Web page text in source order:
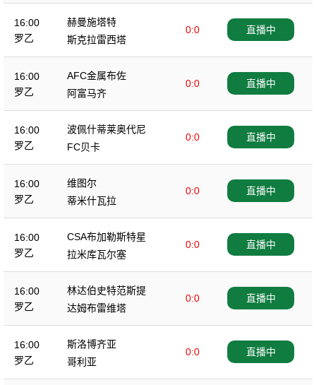
16:00
罗乙
赫曼施塔特
0:0
斯克拉雷西塔
直播中
16:00
罗乙
AFC金属布佐
0:0
阿富马齐
直播中
16:00
罗乙
波佩什蒂莱奥代尼
0:0
FC贝卡
直播中
16:00
罗乙
维图尔
0:0
蒂米什瓦拉
直播中
16:00
罗乙
CSA布加勒斯特星
0:0
拉米库瓦尔塞
直播中
16:00
罗乙
林达伯史特范斯提
0:0
达姆布雷维塔
直播中
16:00
罗乙
斯洛博齐亚
0:0
哥利亚
直播中